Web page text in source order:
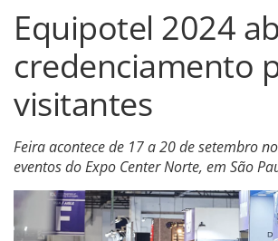
Equipotel 2024
credenciamento
visitantes
Feira acontece de 17 a 20 de setembro
eventos do Expo Center Norte, em São